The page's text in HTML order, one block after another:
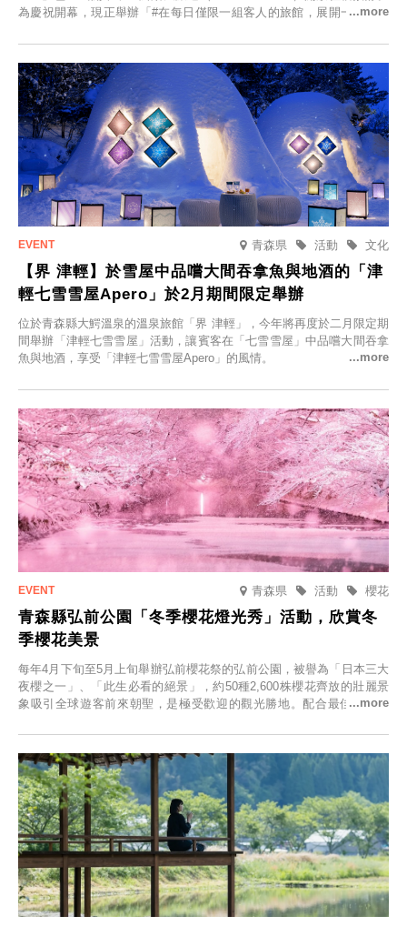
為慶祝開幕，現正舉辦「#在每日僅限一組客人的旅館，展開一生一次
人的旅館，您才能在此與重要的人共度獨一無二的特別時光。
青森県 文化
活動
【界 津輕】於雪屋中品嚐大間吞拿魚與地酒的「津
輕七雪雪屋Apero」於2月期間限定舉辦
位於青森縣大鰐溫泉的溫泉旅館「界 津輕」，今年將再度於二月限定期
間舉辦「津輕七雪雪屋」活動，讓賓客在「七雪雪屋」中品嚐大間吞拿
魚與地酒，享受「津輕七雪雪屋Apero」的風情。
青森県 櫻花
活動
青森縣弘前公園「冬季櫻花燈光秀」活動，欣賞冬
季櫻花美景
每年4月下旬至5月上旬舉辦弘前櫻花祭的弘前公園，被譽為「日本三大
夜櫻之一」、「此生必看的絕景」，約50種2,600株櫻花齊放的壯麗景
象吸引全球遊客前來朝聖，是極受歡迎的觀光勝地。配合最佳觀雪時
「冬季櫻花燈光秀」。